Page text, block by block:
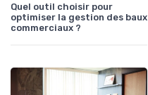
Quel outil choisir pour
optimiser la gestion des baux
commerciaux ?